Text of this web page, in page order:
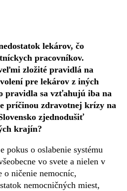
lekárov, čo
pracovníkov.
zložité pravidlá na
pre lekárov z iných
sa vzťahujú iba na
príčinou zdravotnej krízy na
zjednodušiť
krajín?
pokus o oslabenie systému
vo svete a nielen v
o ničenie nemocníc,
nemocničných miest,